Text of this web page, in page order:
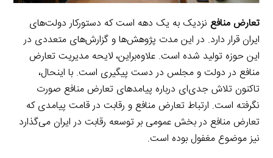
تعارض منافع نزدیک به یک دهه است که دستورکار دولت‌های
ایران قرار دارد. در این مدت پژوهش‌ها و گزارش‌های متعددی در
این حوزه تولید شده است. علاوه‌براین، لایحه مدیریت تعارض
منافع در دولت و مجلس در دست پیگیری است. با اینحال،
تاکنون تلاش جدی‌ای درباره پیامدهای تعارض منافع صورت
نگرفته است. ارتباط تعارض منافع و رقابت در قامت پیامدی که
تعارض منافع در بخش عمومی بر توسعه رقابت در ایران می‌گذارد
نیز موضوع مغفول بوده است.